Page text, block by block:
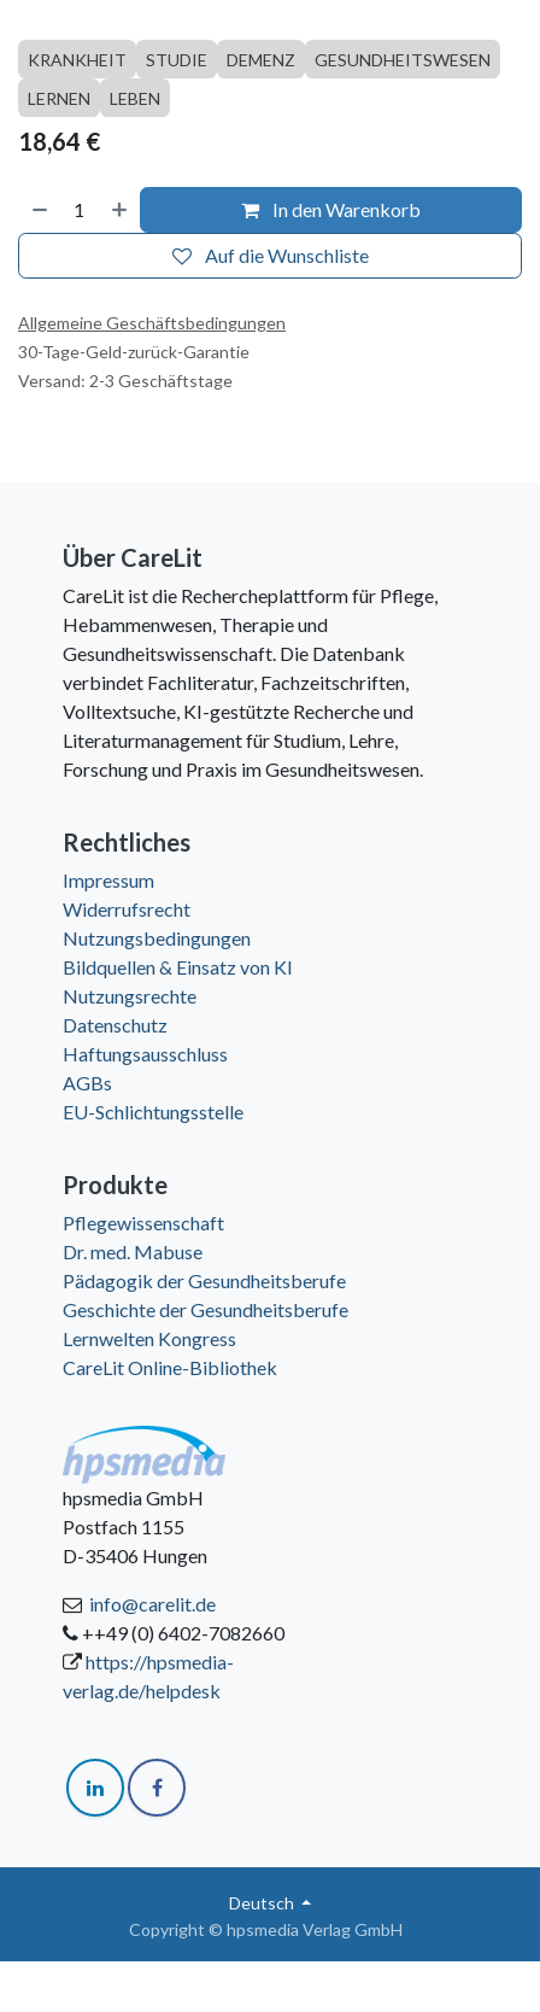
KRANKHEIT STUDIE DEMENZ
GESUNDHEITSWESEN
LERNEN
LEBEN
18,64 €
In den Warenkorb
Auf die Wunschliste
Allgemeine Geschäftsbedingungen
30-Tage-Geld-zurück-Garantie
Versand: 2-3 Geschäftstage
Über CareLit
CareLit ist die Rechercheplattform für Pflege,
Hebammenwesen, Therapie und
Gesundheitswissenschaft. Die Datenbank
verbindet Fachliteratur, Fachzeitschriften,
Volltextsuche, KI-gestützte Recherche und
Literaturmanagement für Studium, Lehre,
Forschung und Praxis im Gesundheitswesen.
Rechtliches
Impressum
Widerrufsrecht
Nutzungsbedingungen
Bildquellen & Einsatz von KI
Nutzungsrechte
Datenschutz
Haftungsausschluss
AGBs
EU-Schlichtungsstelle
Produkte
Pflegewissenschaft
Dr. med. Mabuse
Pädagogik der Gesundheitsberufe
Geschichte der Gesundheitsberufe
Lernwelten Kongress
CareLit Online-Bibliothek
hpsmedia GmbH
Postfach 1155
D-35406 Hungen
info@carelit.de
++49 (0) 6402-7082660
https://hpsmedia-
verlag.de/helpdesk
Copyright © hpsmedia Verlag GmbH
Deutsch